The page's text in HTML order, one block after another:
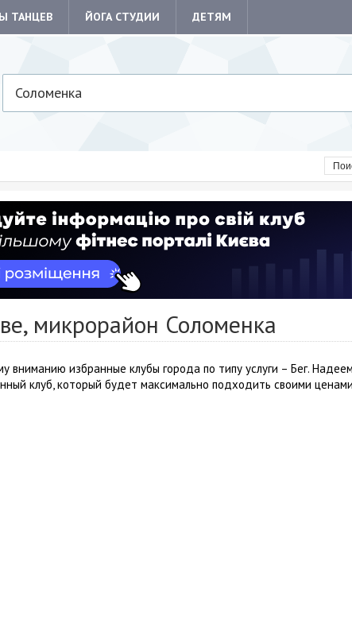
ТАНЦЕВ ЙОГА СТУДИИ ДЕТЯМ
Соломенка
микрорайон Соломенка
вниманию избранные клубы города по типу услуги – Бег.
клуб, который будет максимально подходить своими